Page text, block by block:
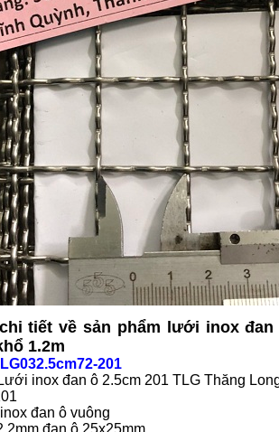
tiết về sản phẩm lưới inox đan
1.2m
201
inox đan ô 2.5cm 201 TLG Thăng
đan ô vuông
đan ô 25x25mm